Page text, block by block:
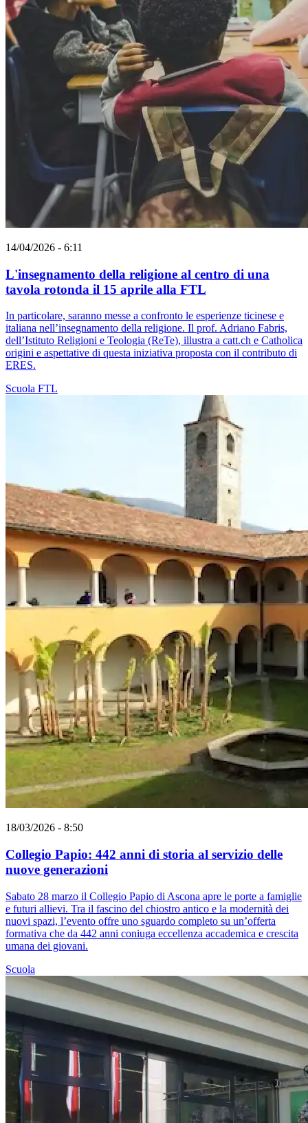
14/04/2026 - 6:11
L'insegnamento della religione al centro di una
tavola rotonda il 15 aprile alla FTL
In particolare, saranno messe a confronto le esperienze ticinese e
italiana nell’insegnamento della religione. Il prof. Adriano Fabris,
dell’Istituto Religioni e Teologia (ReTe), illustra a catt.ch e Catholica
origini e aspettative di questa iniziativa proposta con il contributo di
ERES.
Scuola FTL
18/03/2026 - 8:50
Collegio Papio: 442 anni di storia al servizio delle
nuove generazioni
Sabato 28 marzo il Collegio Papio di Ascona apre le porte a famiglie
e futuri allievi. Tra il fascino del chiostro antico e la modernità dei
nuovi spazi, l’evento offre uno sguardo completo su un’offerta
formativa che da 442 anni coniuga eccellenza accademica e crescita
umana dei giovani.
Scuola